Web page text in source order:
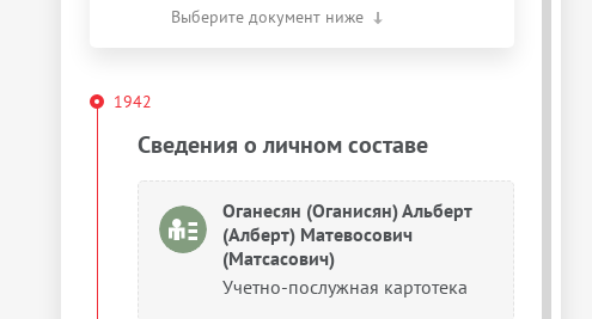
Выберите документ ниже
1942
Сведения о личном составе
Оганесян (Оганисян) Альберт
(Алберт) Матевосович
(Матсасович)
Учетно-послужная картотека